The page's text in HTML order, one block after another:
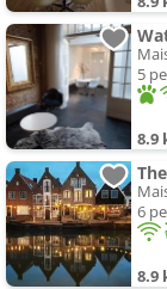
5
8.9
6
8.9